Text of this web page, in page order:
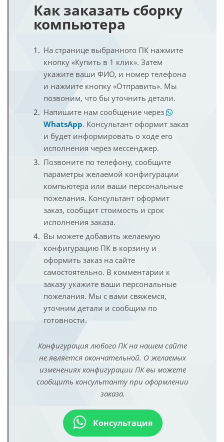
Как заказать сборку
компьютера
На странице выбранного ПК нажмите
кнопку «Купить в 1 клик». Затем
укажите ваши ФИО, и номер телефона
и нажмите кнопку «Отправить». Мы
позвоним, что бы уточнить детали.
Напишите нам сообщение через
WhatsApp. Консультант оформит заказ
и будет информировать о ходе его
исполнения через мессенджер.
Позвоните по телефону, сообщите
параметры желаемой конфигурации
компьютера или ваши персональные
пожелания. Консультант оформит
заказ, сообщит стоимость и срок
исполнения заказа.
Вы можете добавить желаемую
конфигурацию ПК в корзину и
оформить заказ на сайте
самостоятельно. В комментарии к
заказу укажите ваши персональные
пожелания. Мы с вами свяжемся,
уточним детали и сообщим по
готовности.
Конфигурация любого ПК на нашем сайте
не является окончательной. О желаемых
изменениях конфигурации ПК вы можете
сообщить консультанту при оформлении
заказа.
Консультация